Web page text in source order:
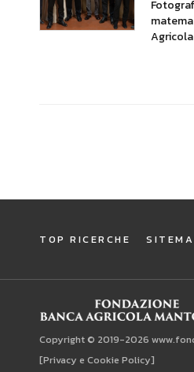
TOP RICERCHE
Copyright © 2019-2026
[Privacy e Cookie Policy]